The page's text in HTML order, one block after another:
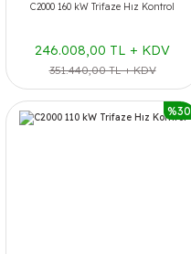
C2000 160 kW Trifaze Hız Kontrol
246.008,00 TL + KDV
351.440,00 TL + KDV
%30